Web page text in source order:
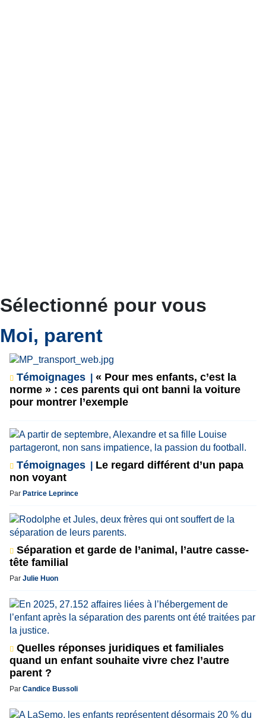
Sélectionné pour vous
Moi, parent
Témoignages
« Pour mes enfants, c’est la
norme » : ces parents qui ont banni la voiture
pour montrer l’exemple
Témoignages
Le regard différent d’un papa
non voyant
Par Patrice Leprince
Séparation et garde de l’animal, l’autre casse-
tête familial
Par Julie Huon
Quelles réponses juridiques et familiales
quand un enfant souhaite vivre chez l’autre
parent ?
Par Candice Bussoli